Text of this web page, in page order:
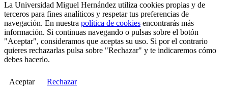
La Universidad Miguel Hernández utiliza cookies propias y de
terceros para fines analíticos y respetar tus preferencias de
navegación. En nuestra política de cookies encontrarás más
información. Si continuas navegando o pulsas sobre el botón
"Aceptar", consideramos que aceptas su uso. Si por el contrario
quieres rechazarlas pulsa sobre "Rechazar" y te indicaremos cómo
debes hacerlo.
Aceptar Rechazar